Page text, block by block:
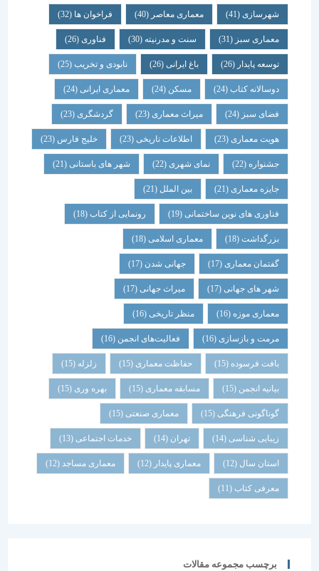
شهرسازی(41) معماری معاصر(40) فراخوان ها (32)
معماری سبز(31) سنت و مدرنیته(30) فناوری (26)
توسعه پایدار(26) باغ ایرانی(26) نابودی و تخریب(25)
دوسالانه کتاب(24) مسکن (24) معماری ایرانی(24)
فضای سبز(24) میراث معماری (23) گردشگری (23)
هویت معماری (23) اطلاعات تاریخی(23) خلیج فارس(23)
جشنواره(22) نمای شهری(22) شهر های باستانی (21)
جایزه معماری (21) بین الملل(21)
فناوری های نوین ساختمانی(19) رونمایی از کتاب (18)
بزرگداشت (18) معماری اسلامی(18)
گفتمان معماری (17) جهانی شدن(17)
شهر های جهانی(17) میراث جهانی(17)
معماری موزه(16) منظر تاریخی (16)
مرمت و بازسازی(16) فعالیت‌های انجمن(16)
بافت فرسوده (15) حفاظت معماری (15) زلزله
بیانیه انجمن(15) مسابقه معماری (15) بهره وری(15)
گوناگونی فرهنگی (15) معماری صنعتی(15)
زیبایی شناسی (14) تهران خدمات اجتماعی (13)
استان سال(12) معماری پایدار (12) معماری مساجد(12)
معرفی کتاب(11)
برچسب مجموعه مقالات